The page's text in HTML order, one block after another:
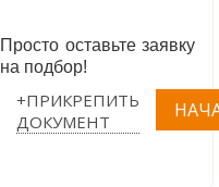
Просто оставьте заявку
на подбор!
+ПРИКРЕПИТЬ
ДОКУМЕНТ